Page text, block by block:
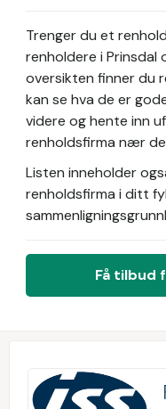
Trenger du et
renholdere i Prinsdal
oversikten finner du
kan se hva de er
videre og hente inn
renholdsfirma nær
Listen inneholder
renholdsfirma i ditt
Få tilbud